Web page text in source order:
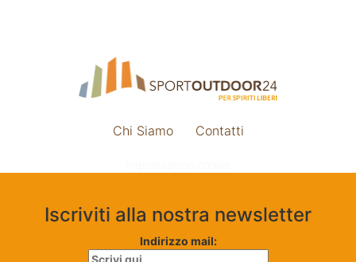
Chi Siamo Contatti
Iscriviti alla nostra newsletter
Indirizzo mail: